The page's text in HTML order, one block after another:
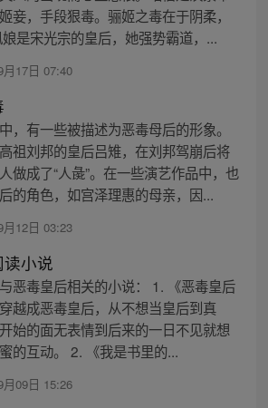
妾，手段狠毒。骊姬之毒在于阴柔，
是宋光宗的皇后，她强势霸道，...
月17日 07:40
，有一些被描述为恶毒母后的形象。
祖刘邦的皇后吕雉，在刘邦驾崩后将
做成了“人彘”。在一些演艺作品中，也
的角色，如宫泽理惠的母亲，因...
月12日 03:23
小说
恶毒皇后相关的小说： 1. 《恶毒皇后
越成恶毒皇后，从不想当皇后到真
始的面无表情到后来的一日不见就想
的互动。 2. 《我是书里的...
月09日 15:26